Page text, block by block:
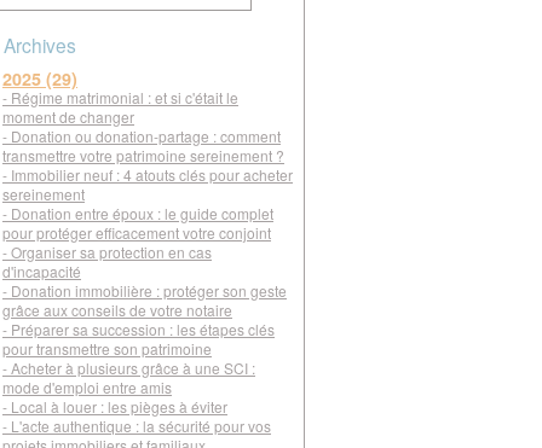
Archives
2025 (29)
- Régime matrimonial : et si c'était le
moment de changer
- Donation ou donation-partage : comment
transmettre votre patrimoine sereinement ?
- Immobilier neuf : 4 atouts clés pour acheter
sereinement
- Donation entre époux : le guide complet
pour protéger efficacement votre conjoint
- Organiser sa protection en cas
d'incapacité
- Donation immobilière : protéger son geste
grâce aux conseils de votre notaire
- Préparer sa succession : les étapes clés
pour transmettre son patrimoine
- Acheter à plusieurs grâce à une SCI :
mode d'emploi entre amis
- Local à louer : les pièges à éviter
- L'acte authentique : la sécurité pour vos